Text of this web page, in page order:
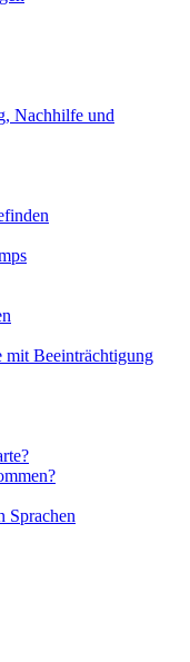
Nachhilfe und
mit Beeinträchtigung
Sprachen